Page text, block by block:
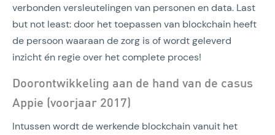
verbonden versleutelingen van personen en data. Last
but not least: door het toepassen van blockchain heeft
de persoon waaraan de zorg is of wordt geleverd
inzicht én regie over het complete proces!
Doorontwikkeling aan de hand van de casus
Appie (voorjaar 2017)
Intussen wordt de werkende blockchain vanuit het